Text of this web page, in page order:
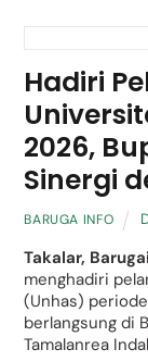
Hadiri
2026,
Sinergi
BARUGA INFO
Takalar,
menghadiri
(Unhas)
berlangsung di
Tamalanrea